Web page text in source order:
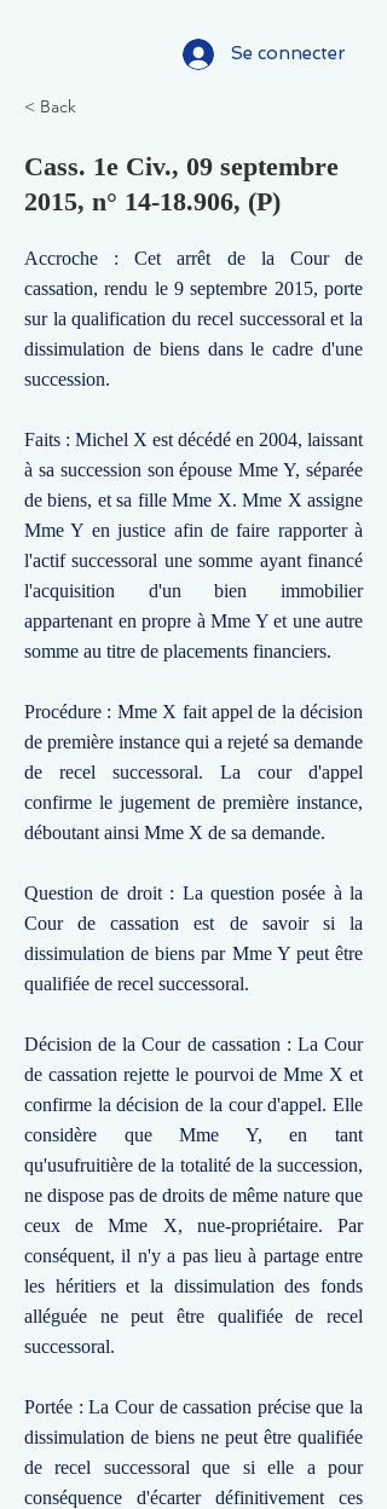
Se connecter
< Back
Cass. 1e Civ., 09 septembre
2015, n° 14-18.906, (P)
Accroche : Cet arrêt de la Cour de
cassation, rendu le 9 septembre 2015, porte
sur la qualification du recel successoral et la
dissimulation de biens dans le cadre d'une
succession.
Faits : Michel X est décédé en 2004, laissant
à sa succession son épouse Mme Y, séparée
de biens, et sa fille Mme X. Mme X assigne
Mme Y en justice afin de faire rapporter à
l'actif successoral une somme ayant financé
l'acquisition d'un bien immobilier
appartenant en propre à Mme Y et une autre
somme au titre de placements financiers.
Procédure : Mme X fait appel de la décision
de première instance qui a rejeté sa demande
de recel successoral. La cour d'appel
confirme le jugement de première instance,
déboutant ainsi Mme X de sa demande.
Question de droit : La question posée à la
Cour de cassation est de savoir si la
dissimulation de biens par Mme Y peut être
qualifiée de recel successoral.
Décision de la Cour de cassation : La Cour
de cassation rejette le pourvoi de Mme X et
confirme la décision de la cour d'appel. Elle
considère que Mme Y, en tant
qu'usufruitière de la totalité de la succession,
ne dispose pas de droits de même nature que
ceux de Mme X, nue-propriétaire. Par
conséquent, il n'y a pas lieu à partage entre
les héritiers et la dissimulation des fonds
alléguée ne peut être qualifiée de recel
successoral.
Portée : La Cour de cassation précise que la
dissimulation de biens ne peut être qualifiée
de recel successoral que si elle a pour
conséquence d'écarter définitivement ces